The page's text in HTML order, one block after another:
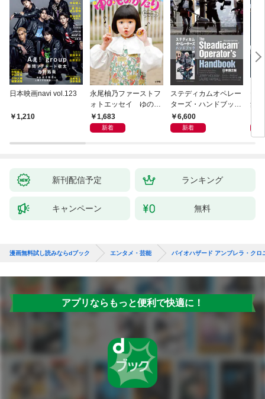
日本映画navi vol.123
1,210
永尾柚乃ファーストフ
ォトエッセイ ゆのも
のがたり
1,683
新着
ステディカムオペレー
ターズ・ハンドブック
日本語版 電子版 第２
版
6,600
新着
集
ウ
【
新刊配信予定 ランキング
キャンペーン 無料
漫画無料試し読みならdブック エンタメ・芸能 バイオハザード アンブレラ・クロ
アプリならもっと便利で快適に！